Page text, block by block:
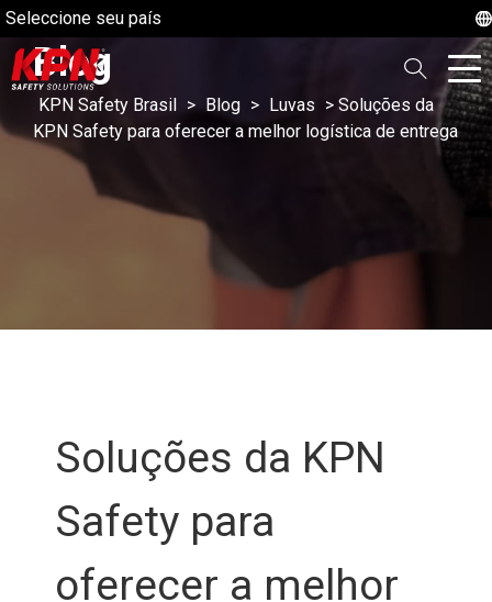
Seleccione seu país
Blog
KPN Safety Brasil > Blog > Luvas > Soluções da
KPN Safety para oferecer a melhor logística de entrega
Soluções da KPN
Safety para
oferecer a melhor